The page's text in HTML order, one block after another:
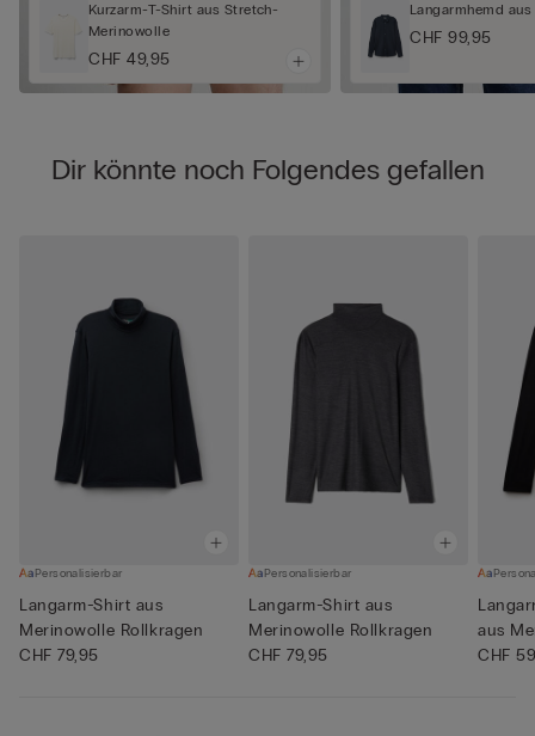
Kurzarm-T-Shirt aus Stretch-
Merinowolle
CHF 49,95
Langarmhemd
CHF 99,95
Dir könnte noch Folgendes gefallen
Personalisierbar
Langarm-Shirt aus
Merinowolle Rollkragen
CHF 79,95
Personalisierbar
Langarm-Shirt aus
Merinowolle Rollkragen
CHF 79,95
aus
Aus...
CHF